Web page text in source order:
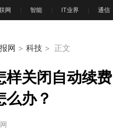
网 智能 IT业界 通信
网 > 科技> 正文
样关闭自动续
么办？